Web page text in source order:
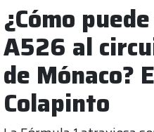
¿Cómo
A526 al
de Mónaco?
Colapinto